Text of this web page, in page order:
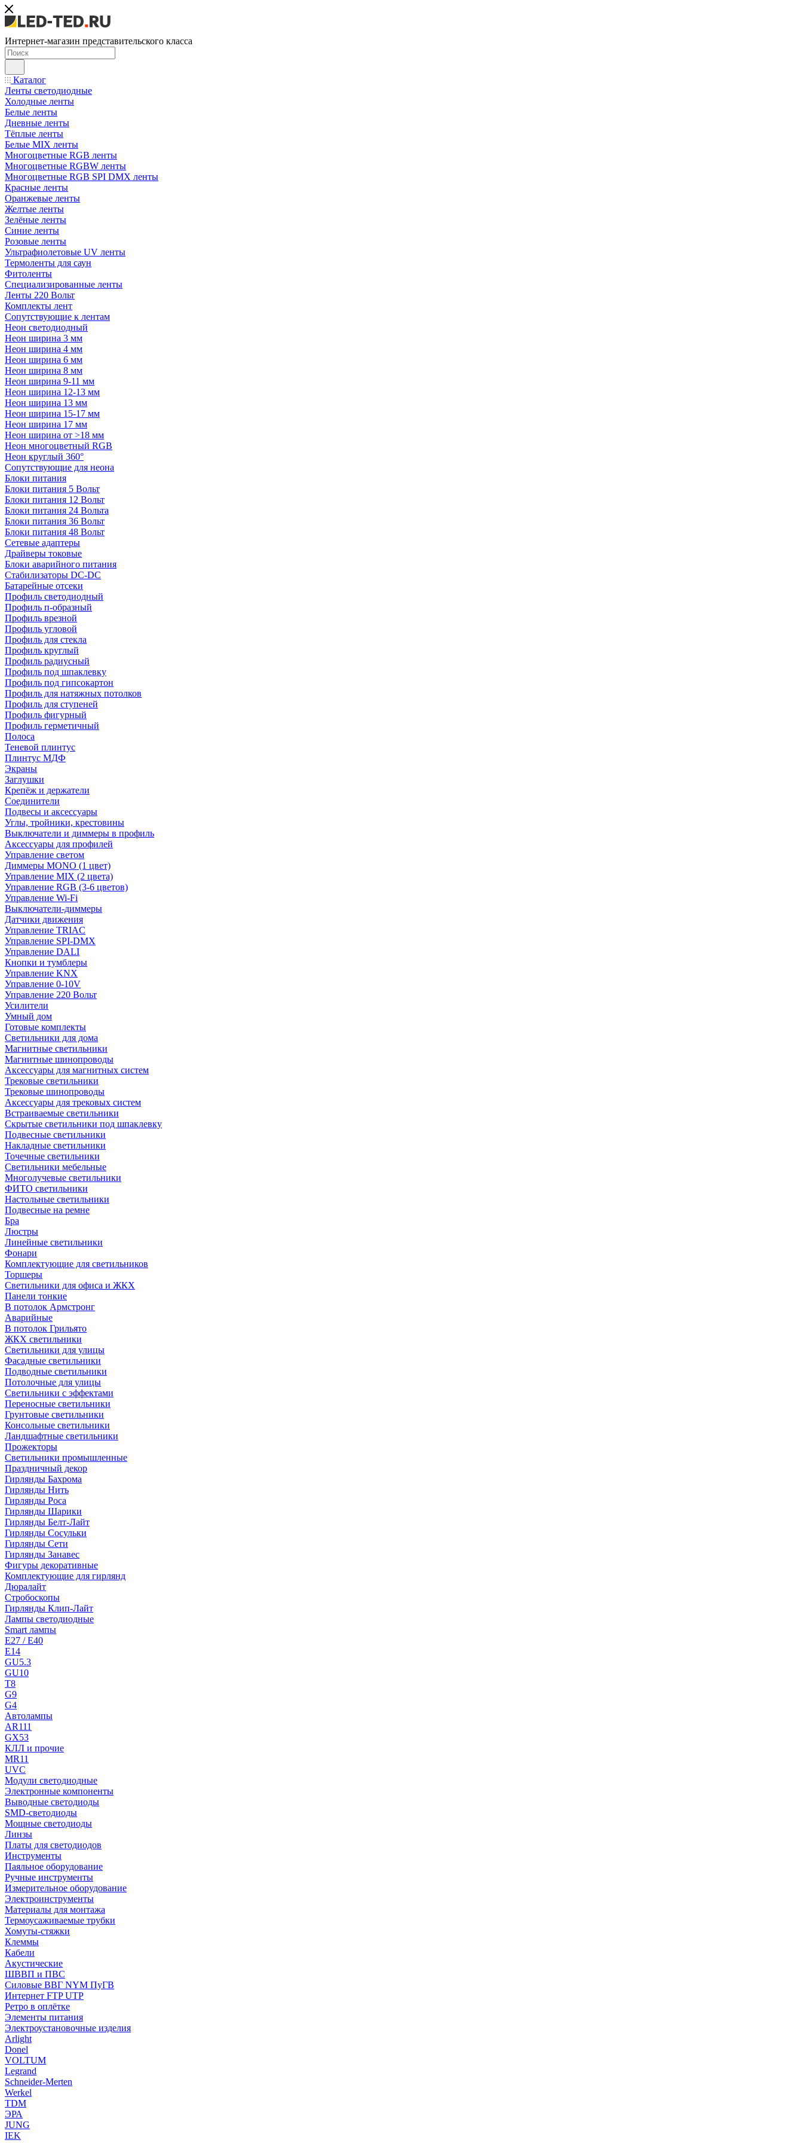
Интернет-магазин представительского класса
Каталог
Ленты светодиодные
Холодные ленты
Белые ленты
Дневные ленты
Тёплые ленты
Белые MIX ленты
Многоцветные RGB ленты
Многоцветные RGBW ленты
Многоцветные RGB SPI DMX ленты
Красные ленты
Оранжевые ленты
Желтые ленты
Зелёные ленты
Синие ленты
Розовые ленты
Ультрафиолетовые UV ленты
Термоленты для саун
Фитоленты
Специализированные ленты
Ленты 220 Вольт
Комплекты лент
Сопутствующие к лентам
Неон светодиодный
Неон ширина 3 мм
Неон ширина 4 мм
Неон ширина 6 мм
Неон ширина 8 мм
Неон ширина 9-11 мм
Неон ширина 12-13 мм
Неон ширина 13 мм
Неон ширина 15-17 мм
Неон ширина 17 мм
Неон ширина от >18 мм
Неон многоцветный RGB
Неон круглый 360°
Сопутствующие для неона
Блоки питания
Блоки питания 5 Вольт
Блоки питания 12 Вольт
Блоки питания 24 Вольта
Блоки питания 36 Вольт
Блоки питания 48 Вольт
Сетевые адаптеры
Драйверы токовые
Блоки аварийного питания
Стабилизаторы DC-DC
Батарейные отсеки
Профиль светодиодный
Профиль п-образный
Профиль врезной
Профиль угловой
Профиль для стекла
Профиль круглый
Профиль радиусный
Профиль под шпаклевку
Профиль под гипсокартон
Профиль для натяжных потолков
Профиль для ступеней
Профиль фигурный
Профиль герметичный
Полоса
Теневой плинтус
Плинтус МДФ
Экраны
Заглушки
Крепёж и держатели
Соединители
Подвесы и аксессуары
Углы, тройники, крестовины
Выключатели и диммеры в профиль
Аксессуары для профилей
Управление светом
Диммеры MONO (1 цвет)
Управление MIX (2 цвета)
Управление RGB (3-6 цветов)
Управление Wi-Fi
Выключатели-диммеры
Датчики движения
Управление TRIAC
Управление SPI-DMX
Управление DALI
Кнопки и тумблеры
Управление KNX
Управление 0-10V
Управление 220 Вольт
Усилители
Умный дом
Готовые комплекты
Светильники для дома
Магнитные светильники
Магнитные шинопроводы
Аксессуары для магнитных систем
Трековые светильники
Трековые шинопроводы
Аксессуары для трековых систем
Встраиваемые светильники
Скрытые светильники под шпаклевку
Подвесные светильники
Накладные светильники
Точечные светильники
Светильники мебельные
Многолучевые светильники
ФИТО светильники
Настольные светильники
Подвесные на ремне
Бра
Люстры
Линейные светильники
Фонари
Комплектующие для светильников
Торшеры
Светильники для офиса и ЖКХ
Панели тонкие
В потолок Армстронг
Аварийные
В потолок Грильято
ЖКХ светильники
Светильники для улицы
Фасадные светильники
Подводные светильники
Потолочные для улицы
Светильники с эффектами
Переносные светильники
Грунтовые светильники
Консольные светильники
Ландшафтные светильники
Прожекторы
Светильники промышленные
Праздничный декор
Гирлянды Бахрома
Гирлянды Нить
Гирлянды Роса
Гирлянды Шарики
Гирлянды Белт-Лайт
Гирлянды Сосульки
Гирлянды Сети
Гирлянды Занавес
Фигуры декоративные
Комплектующие для гирлянд
Дюралайт
Стробоскопы
Гирлянды Клип-Лайт
Лампы светодиодные
Smart лампы
E27 / E40
E14
GU5.3
GU10
T8
G9
G4
Автолампы
AR111
GX53
КЛЛ и прочие
MR11
UVC
Модули светодиодные
Электронные компоненты
Выводные светодиоды
SMD-светодиоды
Мощные светодиоды
Линзы
Платы для светодиодов
Инструменты
Паяльное оборудование
Ручные инструменты
Измерительное оборудование
Электроинструменты
Материалы для монтажа
Термоусаживаемые трубки
Хомуты-стяжки
Клеммы
Кабели
Акустические
ШВВП и ПВС
Силовые ВВГ NYM ПуГВ
Интернет FTP UTP
Ретро в оплётке
Элементы питания
Электроустановочные изделия
Arlight
Donel
VOLTUM
Legrand
Schneider-Merten
Werkel
TDM
ЭРА
JUNG
IEK